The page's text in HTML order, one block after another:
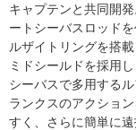
キャプテンと共同開
ートシーバスロッド
ルザイトリングを搭
ミドシールドを採用
シーバスで多用する
ランクスのアクショ
すく、さらに簡単に